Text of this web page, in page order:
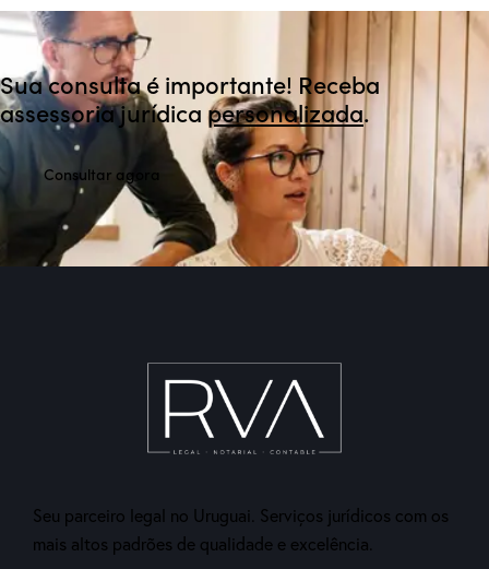
Sua consulta é importante! Receba
assessoria jurídicapersonalizada.
Consultar agora
Seu parceiro legal no Uruguai. Serviços jurídicos com os
mais altos padrões de qualidade e excelência.